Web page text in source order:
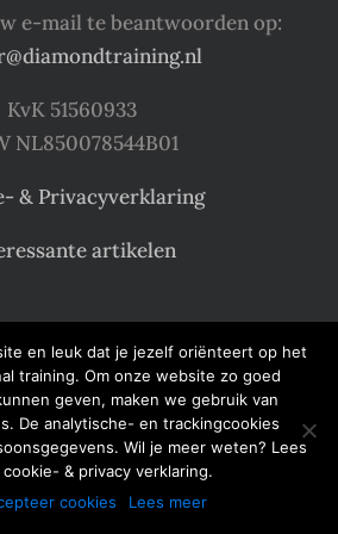
e-mail te beantwoorden op:
KvK 51560933
NL850078544B01
& Privacyverklaring
artikelen
2024 Diamond Training
rechten voorbehouden
en leuk dat je jezelf oriënteert op het
training. Om onze website zo goed
geven, maken we gebruik van
De analytische- en trackingcookies
Wil je meer weten? Lees
& privacy verklaring.
cookies
Lees meer